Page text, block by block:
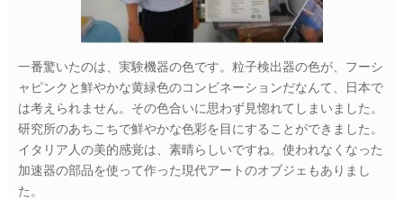
一番驚いたのは、実験機器の色です。粒子検出器の色が、フーシ
ャピンクと鮮やかな黄緑色のコンビネーションだなんて、日本で
は考えられません。その色合いに思わず見惚れてしまいました。
研究所のあちこちで鮮やかな色彩を目にすることができました。
イタリア人の美的感覚は、素晴らしいですね。使われなくなった
加速器の部品を使って作った現代アートのオブジェもありまし
た。